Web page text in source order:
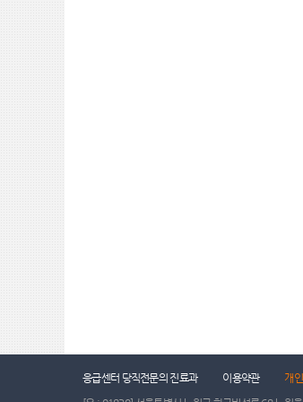
응급센터 당직전문의 진료과 이용약관 개